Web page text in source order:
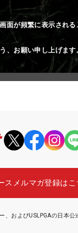
面が頻繁に表示される
、お願い申し上げます
ス メルマガ登録はこ
およびUSLPGAの日本公